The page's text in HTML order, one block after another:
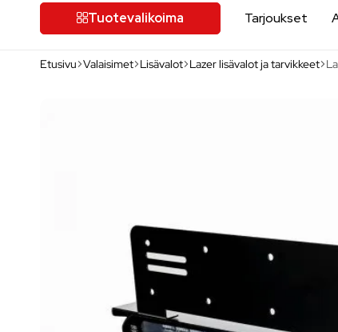
laatutietoiselle
autoilijalleTuotevalikoima Tarjoukset
Etusivu Valaisimet Lisävalot Lazer lisävalot ja tarvikkeet